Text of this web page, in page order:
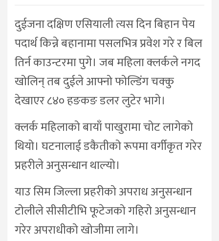
दुईजना दक्षिण एसियाली त्यस दिन बिहान पेय
पदार्थ किन्ने बहानामा पसलभित्र प्रवेश गरे र बिल
तिर्न काउन्टरमा पुगे। जब महिला क्लर्कले नगद
खोलिन् तब दुईले आफ्नो फोल्डिंग चक्कु
देखाएर ८४० हङकङ डलर लुटेर भागे।
क्लर्क महिलाको बायाँ पाखुरामा चोट लागेको
थियो। घटनालाई डकैतीको रूपमा वर्गीकृत गरेर
प्रहरीले अनुसन्धान थाल्यो।
याउ सिम जिल्ला प्रहरीको अपराध अनुसन्धान
टोलीले सीसीटीभि फूटेजको गहिरो अनुसन्धान
गरेर अपराधीको खोजीमा लागे।